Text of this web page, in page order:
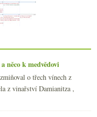
daně, videa
něco k medvědovi
o třech vínech z
z vinařství Damianitza ,